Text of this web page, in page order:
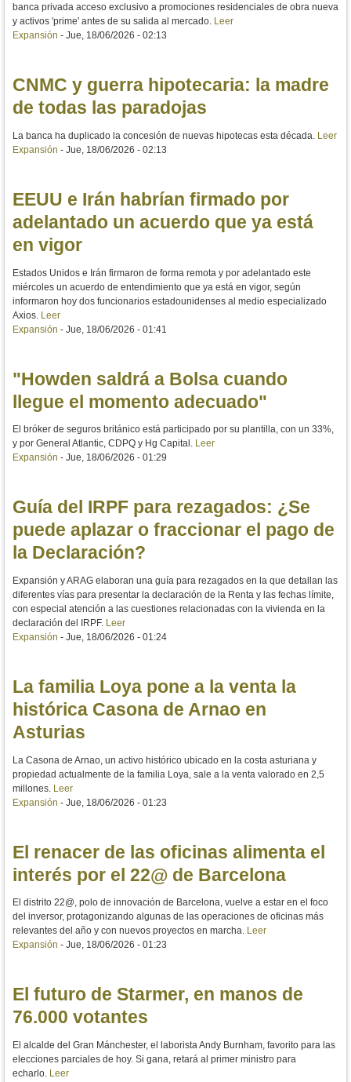
banca privada acceso exclusivo a promociones residenciales de obra nueva
y activos 'prime' antes de su salida al mercado. Leer
Expansión - Jue, 18/06/2026 - 02:13
CNMC y guerra hipotecaria: la madre
de todas las paradojas
La banca ha duplicado la concesión de nuevas hipotecas esta década. Leer
Expansión - Jue, 18/06/2026 - 02:13
EEUU e Irán habrían firmado por
adelantado un acuerdo que ya está
en vigor
Estados Unidos e Irán firmaron de forma remota y por adelantado este
miércoles un acuerdo de entendimiento que ya está en vigor, según
informaron hoy dos funcionarios estadounidenses al medio especializado
Axios. Leer
Expansión - Jue, 18/06/2026 - 01:41
"Howden saldrá a Bolsa cuando
llegue el momento adecuado"
El bróker de seguros británico está participado por su plantilla, con un 33%,
y por General Atlantic, CDPQ y Hg Capital. Leer
Expansión - Jue, 18/06/2026 - 01:29
Guía del IRPF para rezagados: ¿Se
puede aplazar o fraccionar el pago de
la Declaración?
Expansión y ARAG elaboran una guía para rezagados en la que detallan las
diferentes vías para presentar la declaración de la Renta y las fechas límite,
con especial atención a las cuestiones relacionadas con la vivienda en la
declaración del IRPF. Leer
Expansión - Jue, 18/06/2026 - 01:24
La familia Loya pone a la venta la
histórica Casona de Arnao en
Asturias
La Casona de Arnao, un activo histórico ubicado en la costa asturiana y
propiedad actualmente de la familia Loya, sale a la venta valorado en 2,5
millones. Leer
Expansión - Jue, 18/06/2026 - 01:23
El renacer de las oficinas alimenta el
interés por el 22@ de Barcelona
El distrito 22@, polo de innovación de Barcelona, vuelve a estar en el foco
del inversor, protagonizando algunas de las operaciones de oficinas más
relevantes del año y con nuevos proyectos en marcha. Leer
Expansión - Jue, 18/06/2026 - 01:23
El futuro de Starmer, en manos de
76.000 votantes
El alcalde del Gran Mánchester, el laborista Andy Burnham, favorito para las
elecciones parciales de hoy. Si gana, retará al primer ministro para
echarlo. Leer